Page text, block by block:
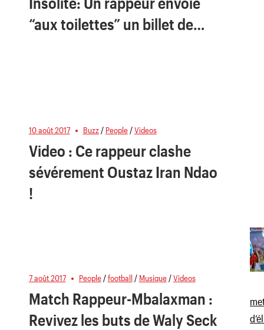
“aux toilettes” un billet de…
10 août 2017 Buzz/ People/Videos
Video : Ce rappeur clashe
sévérement Oustaz Iran Ndao
!
7 août 2017 People/football/ Musique/Videos
Match Rappeur-Mbalaxman :
Revivez les buts de Waly Seck